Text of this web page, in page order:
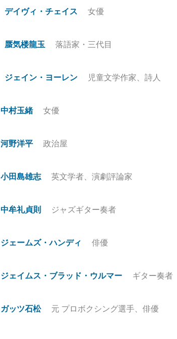
デイヴィ・チェイス 女優
蜃気楼龍玉 落語家・三代目
ジェイン・ヨーレン 児童文学作家、詩人
中村玉緒 女優
河野洋平 政治屋
小田島雄志 英文学者、演劇評論家
中牟礼貞則 ジャズギター奏者
ジェームズ・ハンディ 俳優
ジェイムス・ブラッド・ウルマー ギター奏者
ガッツ石松 元 プロボクシング選手、俳優